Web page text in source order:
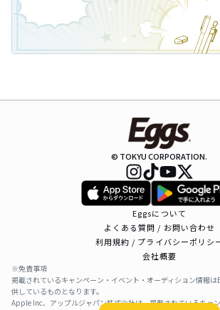
© TOKYU CORPORATION.
Eggsについて
よくある質問 / お問い合わせ
利用規約 / プライバシーポリシ
会社概要
※免責事項
掲載されているキャンペーン・イベント・オーディション情報は
供しているものとなります。
Apple Inc、アップルジャパン株式会社は、掲載されているキャ